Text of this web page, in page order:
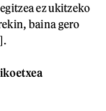
ez ukitzeko
baina gero